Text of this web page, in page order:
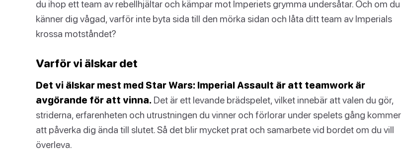
du ihop ett team av rebellhjältar och kämpar mot Imperiets grymma undersåtar. Och om du
känner dig vågad, varför inte byta sida till den mörka sidan och låta ditt team av Imperials
krossa motståndet?
Varför vi älskar det
Det vi älskar mest med Star Wars: Imperial Assault är att teamwork är
avgörande för att vinna. Det är ett levande brädspelet, vilket innebär att valen du gör,
striderna, erfarenheten och utrustningen du vinner och förlorar under spelets gång kommer
att påverka dig ända till slutet. Så det blir mycket prat och samarbete vid bordet om du vill
överleva.